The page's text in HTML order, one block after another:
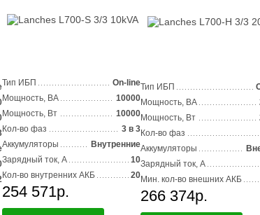
Тип ИБП
On-line
Мощность, ВА
10000
Мощность, Вт
10000
Кол-во фаз
3 в 3
Аккумуляторы
Внутренние
Зарядный ток, А
10
Кол-во внутренних АКБ
20
254 571р.
Тип ИБП
Мощность, ВА
Мощность, Вт
Кол-во фаз
Аккумуляторы
Зарядный ток, А
Мин. кол-во внешних АКБ
266 374р.